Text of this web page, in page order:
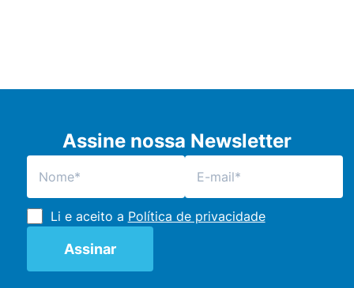
Assine nossa Newsletter
Li e aceito a Política de privacidade